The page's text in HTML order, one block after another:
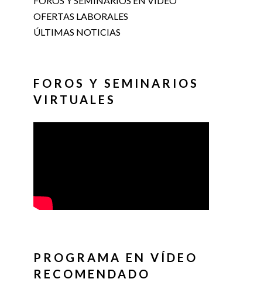
OFERTAS LABORALES
ÚLTIMAS NOTICIAS
FOROS Y SEMINARIOS
VIRTUALES
PROGRAMA EN VÍDEO
RECOMENDADO